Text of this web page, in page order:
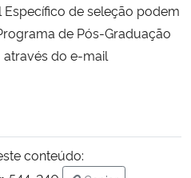
de seleção podem
de Pós-Graduação
do e-mail
conteúdo: